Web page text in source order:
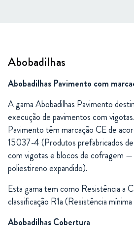
Abobadilhas
Abobadilhas Pavimento com
A gama Abobadilhas Pavimento
execução de pavimentos com
Pavimento têm marcação CE de
15037-4 (Produtos prefabricados
com vigotas e blocos de cofragem
poliestireno expandido).
Esta gama tem como Resistência a
classificação R1a (Resistência
Abobadilhas Cobertura